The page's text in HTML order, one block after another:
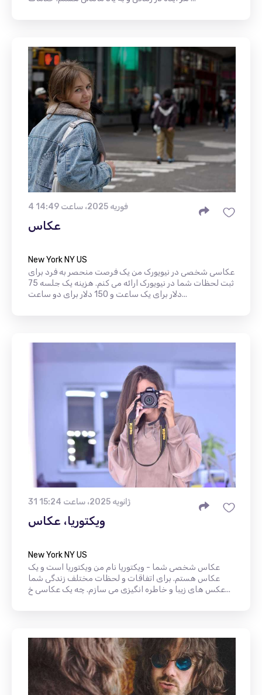
4 فوریه 2025، ساعت 14:49
عکاس
New York NY US
عکاسی شخصی در نیویورک من یک فرصت منحصر به فرد برای
ثبت لحظات شما در نیویورک ارائه می کنم. هزینه یک جلسه 75
دلار برای یک ساعت و 150 دلار برای دو ساعت...
31 ژانویه 2025، ساعت 15:24
ویکتوریا، عکاس
New York NY US
عکاس شخصی شما - ویکتوریا نام من ویکتوریا است و یک
عکاس هستم. برای اتفاقات و لحظات مختلف زندگی شما
عکس های زیبا و خاطره انگیزی می سازم. چه یک عکاسی خ...